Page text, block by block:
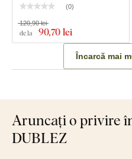
(0)
de la 90,70 lei
120,90 lei
Încarcă mai
Aruncați o privire
DUBLEZ